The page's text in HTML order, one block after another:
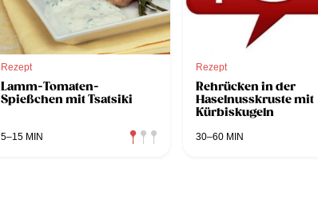
Rezept
Lamm-Tomaten-
Spießchen mit Tsatsiki
5–15 MIN
Rezept
Rehrücken in der
Haselnusskruste mit
Kürbiskugeln
30–60 MIN